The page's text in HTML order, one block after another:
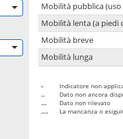
Mobilità pubblica
Mobilità lenta (a piedi
Mobilità breve
Mobilità lunga
-
Indicatore non
..
Dato non ancora
...
Dato non rilevato
....
La mancanza o